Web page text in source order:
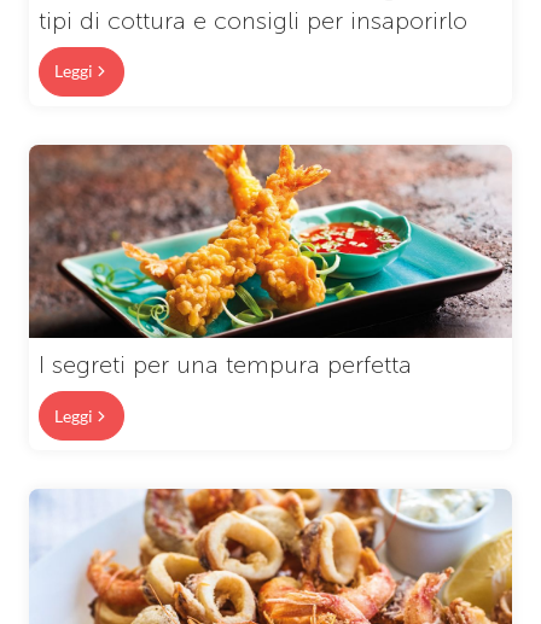
tipi di cottura e consigli per insaporirlo
Leggi
I segreti per una tempura perfetta
Leggi